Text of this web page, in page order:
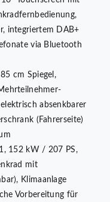
integriertem DAB+
via Bluetooth
cm Spiegel,
absenkbarer
(Fahrerseite)
152 kW / 207 PS,
mit
Klimaanlage
Vorbereitung für